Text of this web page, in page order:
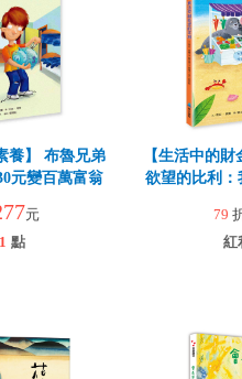
養】 布魯兄弟
元變百萬富翁
元
1 點
【生活中的
欲望的比利
79
紅